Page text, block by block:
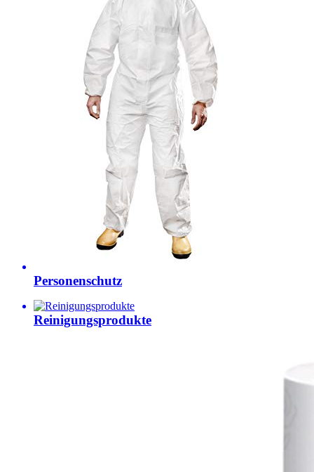
Personenschutz
Reinigungsprodukte